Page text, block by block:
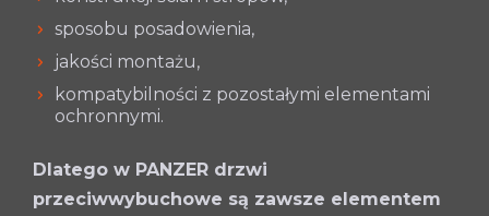
sposobu posadowienia,
jakości montażu,
kompatybilności z pozostałymi elementami
ochronnymi.
Dlatego w PANZER drzwi
przeciwwybuchowe są zawsze elementem